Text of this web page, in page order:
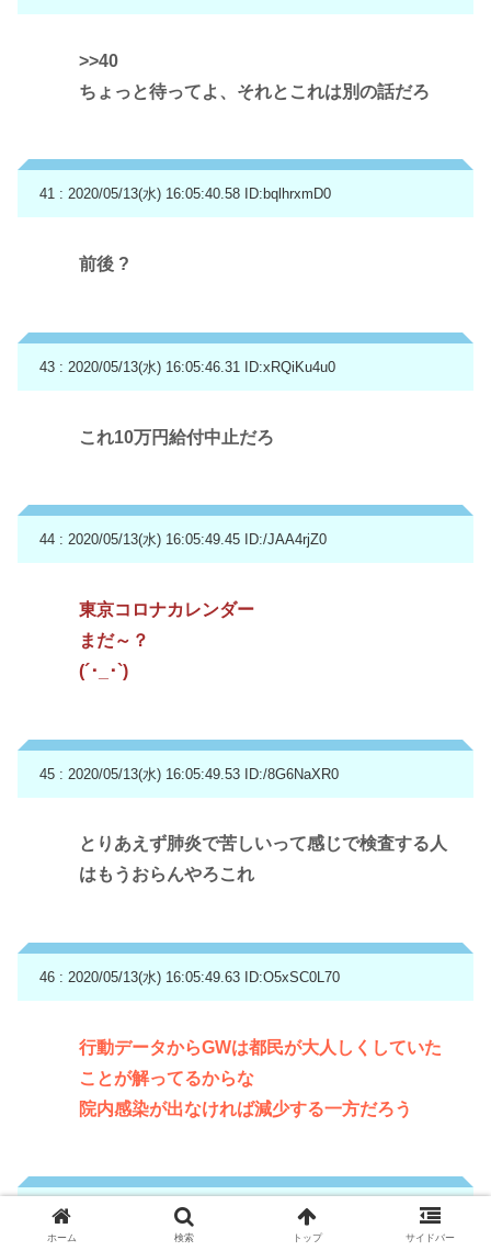
>>40
ちょっと待ってよ、それとこれは別の話だろ
41 : 2020/05/13(水) 16:05:40.58 ID:bqlhrxmD0
前後 ?
43 : 2020/05/13(水) 16:05:46.31 ID:xRQiKu4u0
これ10万円給付中止だろ
44 : 2020/05/13(水) 16:05:49.45 ID:/JAA4rjZ0
東京コロナカレンダー
まだ～？
(´･_･`)
45 : 2020/05/13(水) 16:05:49.53 ID:/8G6NaXR0
とりあえず肺炎で苦しいって感じで検査する人
はもうおらんやろこれ
46 : 2020/05/13(水) 16:05:49.63 ID:O5xSC0L70
行動データからGWは都民が大人しくしていた
ことが解ってるからな
院内感染が出なければ減少する一方だろう
47 : 2020/05/13(水) 16:05:52.05 ID:Oty5cI440
ホーム 検索 トップ サイドバー